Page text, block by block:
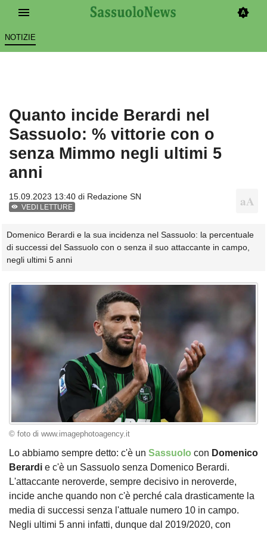
NOTIZIE
Quanto incide Berardi nel
Sassuolo: % vittorie con o
senza Mimmo negli ultimi 5
anni
15.09.2023 13:40 di Redazione SN
VEDI LETTURE
Domenico Berardi e la sua incidenza nel Sassuolo: la percentuale
di successi del Sassuolo con o senza il suo attaccante in campo,
negli ultimi 5 anni
© foto di www.imagephotoagency.it
Lo abbiamo sempre detto: c'è un Sassuolo con Domenico
Berardi e c'è un Sassuolo senza Domenico Berardi.
L'attaccante neroverde, sempre decisivo in neroverde,
incide anche quando non c'è perché cala drasticamente la
media di successi senza l'attuale numero 10 in campo.
Negli ultimi 5 anni infatti, dunque dal 2019/2020, con